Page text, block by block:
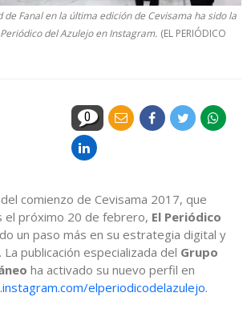
de Fanal en la última edición de Cevisama ha sido la
del Azulejo en Instagram. (EL PERIÓDICO
0
comienzo de Cevisama 2017, que
el próximo 20 de febrero, El Periódico
un paso más en su estrategia digital y
publicación especializada del Grupo
ha activado su nuevo perfil en
elperiodicodelazulejo.